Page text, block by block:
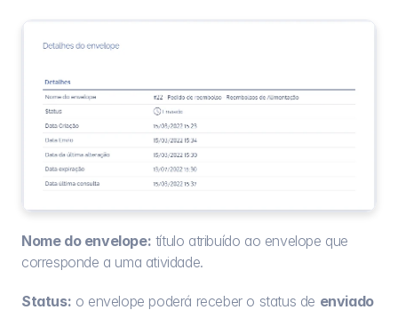
Nome do envelope: título atribuído ao envelope que
corresponde a uma atividade.
Status: o envelope poderá receber o status de
enviado